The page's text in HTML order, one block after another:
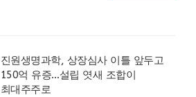
진원생명과학, 상장심사 이틀 앞두고
150억 유증…설립 엿새 조합이
최대주주로